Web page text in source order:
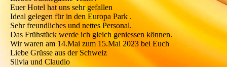
Euer Hotel hat uns sehr gefallen
Ideal gelegen für in den Europa Park .
Sehr freundliches und nettes Personal.
Das Frühstück werde ich gleich geniessen können.
Wir waren am 14.Mai zum 15.Mai 2023 bei Euch
Liebe Grüsse aus der Schweiz
Silvia und Claudio